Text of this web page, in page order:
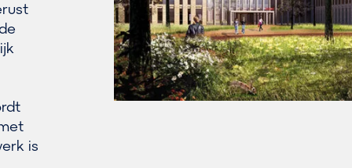
is